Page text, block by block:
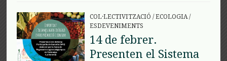
COL·LECTIVITZACIÓ /ECOLOGIA/
ESDEVENIMENTS
14 de febrer.
Presenten el Sistema